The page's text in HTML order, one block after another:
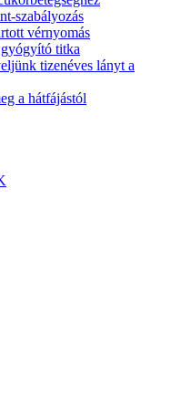
szabályozás
vérnyomás
titka
tizenéves lányt a
a hátfájástól